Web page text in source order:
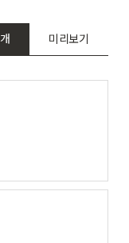
미리보기